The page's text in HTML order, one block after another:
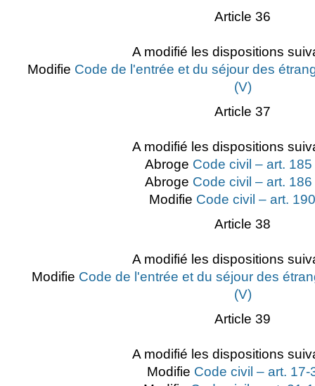
Article 36
A modifié les dispositions
Modifie Code de l'entrée et du séjour des
(V)
Article 37
A modifié les dispositions
Abroge Code civil – art. 185
Abroge Code civil – art. 186
Modifie Code civil – art.
Article 38
A modifié les dispositions
Modifie Code de l'entrée et du séjour des
(V)
Article 39
A modifié les dispositions
Modifie Code civil – art. 17-